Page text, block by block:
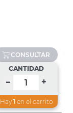
CONSULTAR
CANTIDAD
– +
Hay 1en el carrito